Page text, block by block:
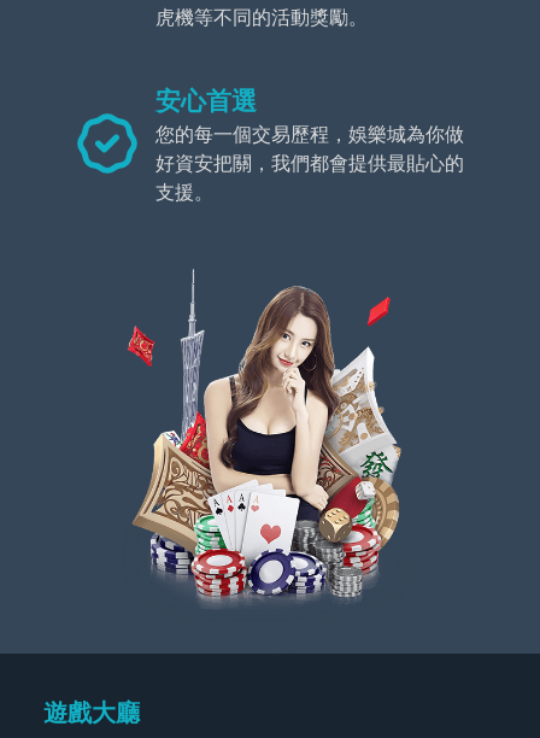
虎機等不同的活動獎勵。
安心首選
您的每一個交易歷程，娛樂城為你做
好資安把關，我們都會提供最貼心的
支援。
Manual 了解更多
遊戲大廳